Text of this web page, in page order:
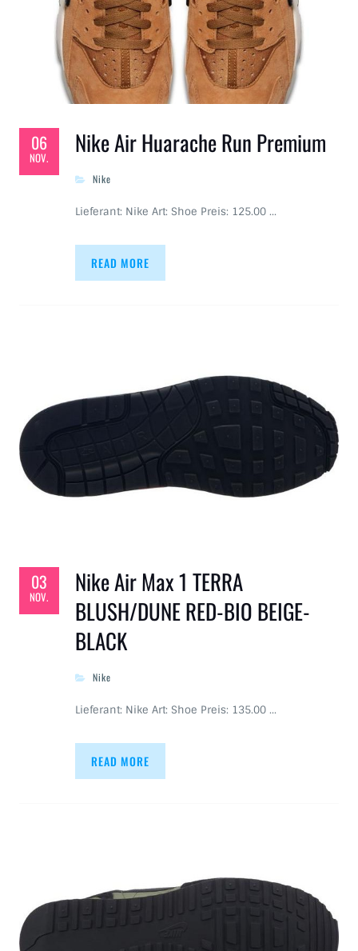
06
NOV. Nike Air Huarache Run Premium
Nike
Lieferant: Nike Art: Shoe Preis: 125.00 …
READ MORE
03
NOV.
Nike Air Max 1 TERRA
BLUSH/DUNE RED-BIO BEIGE-
BLACK
Nike
Lieferant: Nike Art: Shoe Preis: 135.00 …
READ MORE